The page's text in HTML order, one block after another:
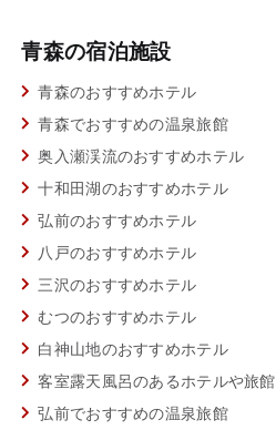
青森の宿泊施設
青森のおすすめホテル
青森でおすすめの温泉旅館
奥入瀬渓流のおすすめホテル
十和田湖のおすすめホテル
弘前のおすすめホテル
八戸のおすすめホテル
三沢のおすすめホテル
むつのおすすめホテル
白神山地のおすすめホテル
客室露天風呂のあるホテルや旅館
弘前でおすすめの温泉旅館